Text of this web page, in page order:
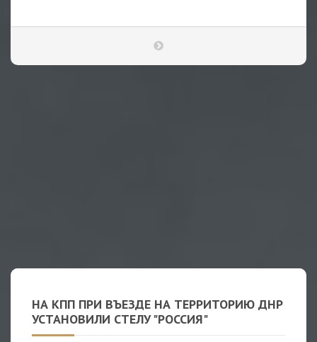
НА КПП ПРИ ВЪЕЗДЕ НА ТЕРРИТОРИЮ ДНР
УСТАНОВИЛИ СТЕЛУ "РОССИЯ"